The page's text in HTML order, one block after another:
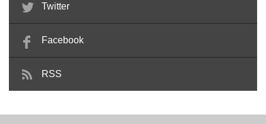
Twitter
Facebook
RSS